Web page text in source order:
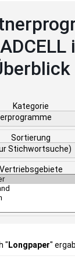
Kategorie
Sortierung
Stichwortsuche)
Vertriebsgebiete
" Longpaper"